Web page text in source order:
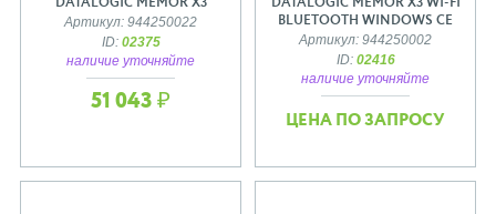
DATALOGIC MEMOR X3
Артикул: 944250022
ID: 02375
наличие уточняйте
51 043 ₽
DATALOGIC MEMOR X3 WI-FI
BLUETOOTH WINDOWS CE
Артикул: 944250002
ID: 02416
наличие уточняйте
ЦЕНА ПО ЗАПРОСУ